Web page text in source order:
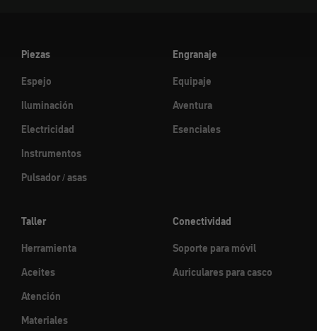
Piezas
Espejo
Iluminación
Electricidad
Instrumentos
Pulsador / asas
Engranaje
Equipaje
Aventura
Esenciales
Taller
Herramienta
Aceites
Atención
Materiales
Conectividad
Soporte para móvil
Auriculares para casco